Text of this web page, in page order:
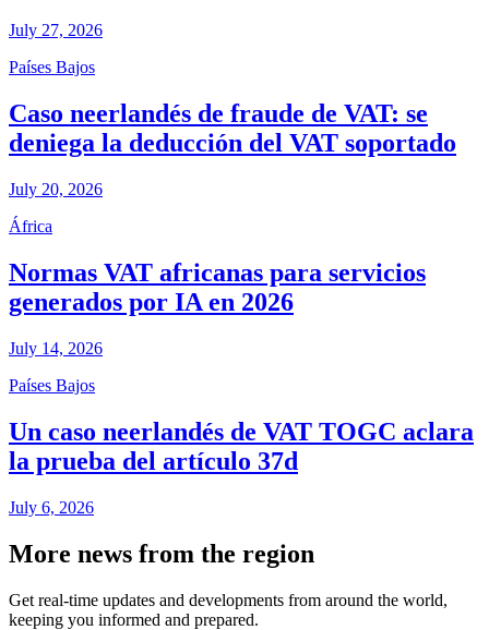
July 27, 2026
Países Bajos
Caso neerlandés de fraude de VAT: se
deniega la deducción del VAT soportado
July 20, 2026
África
Normas VAT africanas para servicios
generados por IA en 2026
July 14, 2026
Países Bajos
Un caso neerlandés de VAT TOGC aclara
la prueba del artículo 37d
July 6, 2026
More news from the region
Get real-time updates and developments from around the world,
keeping you informed and prepared.